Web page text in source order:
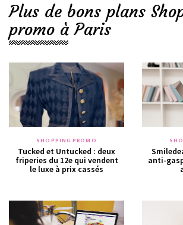
Plus de bons plans
promo à Paris
SHOPPING PROMO
Tucked et Untucked : deux
friperies du 12e qui vendent
le luxe à prix cassés
anti-